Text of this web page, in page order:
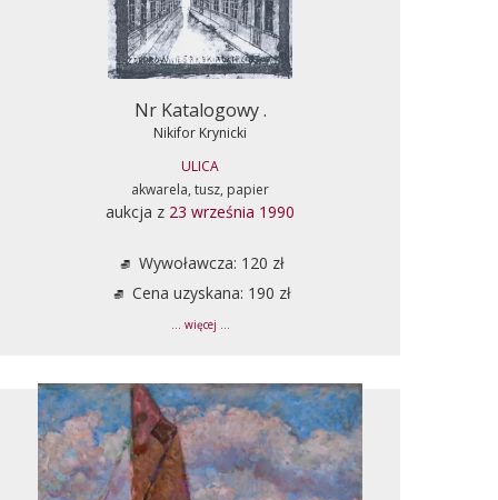
Nr Katalogowy .
Nikifor Krynicki
ULICA
akwarela, tusz, papier
aukcja z 23 września 1990
Wywoławcza: 120 zł
Cena uzyskana: 190 zł
... więcej ...